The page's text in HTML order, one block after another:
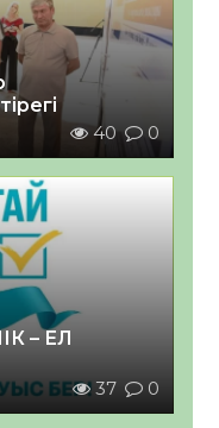
40 0
– ЕЛ
37 0